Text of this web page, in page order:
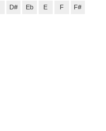
D# Eb E F F#